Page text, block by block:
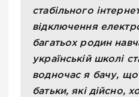
стабільного
відключення
багатьох родин
українській школі
водночас я бачу,
батьки, які дійсно,